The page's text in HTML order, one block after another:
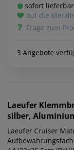
sofort lieferbar
auf die
Frage zum
3 Angebote
Laeufer
silber,
Laeufer Cruiser